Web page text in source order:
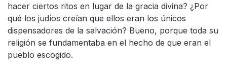
hacer ciertos ritos en lugar de la gracia divina? ¿Por
qué los judíos creían que ellos eran los únicos
dispensadores de la salvación? Bueno, porque toda su
religión se fundamentaba en el hecho de que eran el
pueblo escogido.